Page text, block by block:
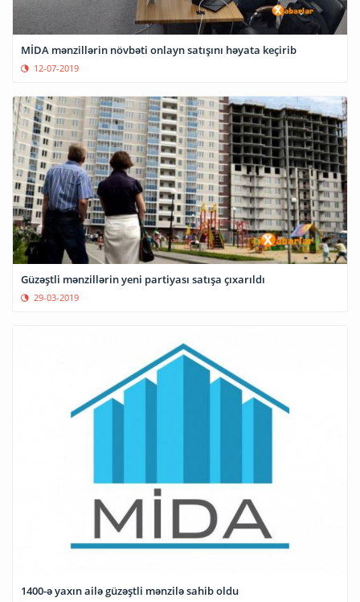
MİDA mənzillərin növbəti onlayn satışını həyata keçirib
12-07-2019
Güzəştli mənzillərin yeni partiyası satışa çıxarıldı
29-03-2019
1400-ə yaxın ailə güzəştli mənzilə sahib oldu